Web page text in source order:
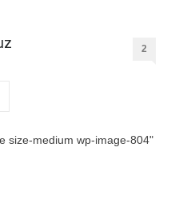
2
size-medium wp-image-804"